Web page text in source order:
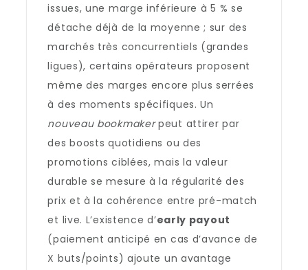
issues, une marge inférieure à 5 % se
détache déjà de la moyenne ; sur des
marchés très concurrentiels (grandes
ligues), certains opérateurs proposent
même des marges encore plus serrées
à des moments spécifiques. Un
nouveau bookmakerpeut attirer par
des boosts quotidiens ou des
promotions ciblées, mais la valeur
durable se mesure à la régularité des
prix et à la cohérence entre pré-match
et live. L’existence d’early payout
(paiement anticipé en cas d’avance de
X buts/points) ajoute un avantage